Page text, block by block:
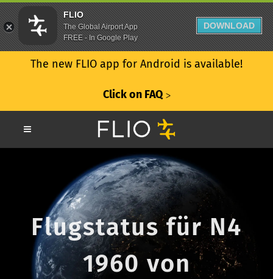
The new FLIO app for Android is available!
Click on FAQ ᐳ
Flugstatus für N4
1960 von
FLIO
The Global Airport App
FREE - In Google Play
DOWNLOAD